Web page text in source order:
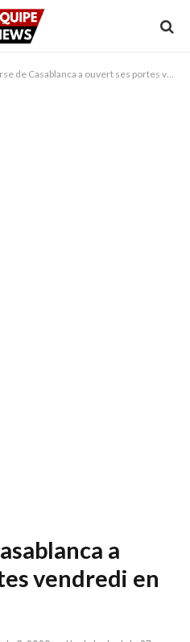
de Casablanca a ouvert ses portes vendredi en hausse.
a
vendredi en